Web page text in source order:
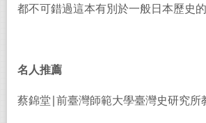
都不可錯過這本有別於一般日本歷史的
名人推薦
蔡錦堂 前臺灣師範大學臺灣史研究所